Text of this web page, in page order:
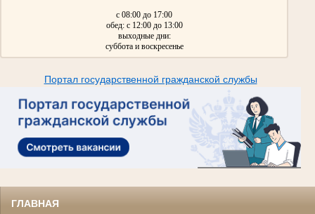
с 08:00 до 17:00
обед: с 12:00 до 13:00
выходные дни:
суббота и воскресенье
Портал государственной гражданской службы
ГЛАВНАЯ